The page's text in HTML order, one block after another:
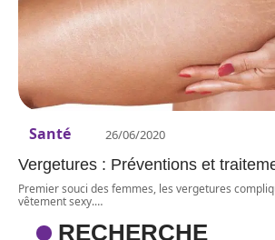
Santé 26/06/2020
Vergetures : Préventions et
Premier souci des femmes, les vergetures
vêtement sexy.…
RECHERCHE